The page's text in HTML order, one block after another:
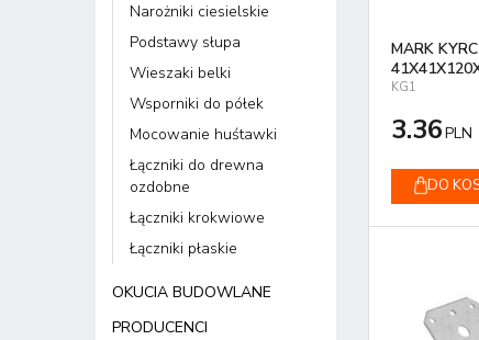
MARK
KG1
3.36PLN
DO
Narożniki ciesielskie
Podstawy słupa
Wieszaki belki
Wsporniki do półek
Mocowanie huśtawki
Łączniki do drewna
ozdobne
Łączniki krokwiowe
Łączniki płaskie
OKUCIA BUDOWLANE
PRODUCENCI